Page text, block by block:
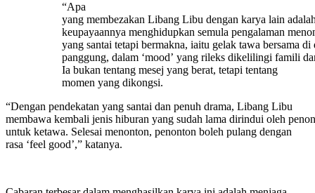
“Apa
yang membezakan Libang Libu dengan karya lain
keupayaannya menghidupkan semula pengalaman
yang santai tetapi bermakna, iaitu gelak tawa bersama di
panggung, dalam ‘mood’ yang rileks dikelilingi famili
Ia bukan tentang mesej yang berat, tetapi tentang
momen yang dikongsi.
“Dengan pendekatan yang santai dan penuh drama, Libang Libu
membawa kembali jenis hiburan yang sudah lama dirindui oleh
untuk ketawa. Selesai menonton, penonton boleh pulang dengan
rasa ‘feel good’,” katanya.